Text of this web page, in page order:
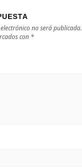
no será publicada.
con *